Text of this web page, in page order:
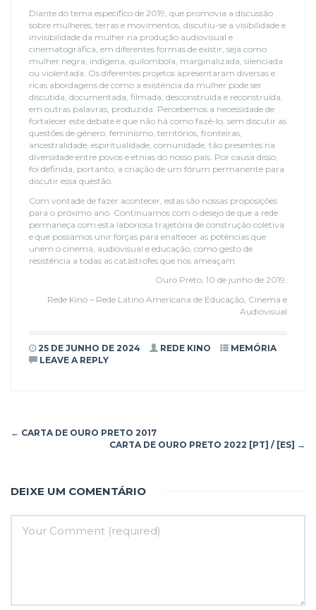
Diante do tema específico de 2019, que promovia a discussão
sobre mulheres, terras e movimentos, discutiu-se a visibilidade e
invisibilidade da mulher na produção audiovisual e
cinematográfica, em diferentes formas de existir, seja como
mulher negra, indígena, quilombola, marginalizada, silenciada
ou violentada. Os diferentes projetos apresentaram diversas e
ricas abordagens de como a existência da mulher pode ser
discutida, documentada, filmada, desconstruída e reconstruída,
em outras palavras, produzida. Percebemos a necessidade de
fortalecer este debate e que não há como fazê-lo, sem discutir as
questões de gênero, feminismo, territórios, fronteiras,
ancestralidade, espiritualidade, comunidade, tão presentes na
diversidade entre povos e etnias do nosso país. Por causa disso,
foi definida, portanto, a criação de um fórum permanente para
discutir essa questão.
Com vontade de fazer acontecer, estas são nossas proposições
para o próximo ano. Continuamos com o desejo de que a rede
permaneça com esta laboriosa trajetória de construção coletiva
e que possamos unir forças para enaltecer as potências que
unem o cinema, audiovisual e educação, como gesto de
resistência a todas as catástrofes que nos ameaçam.
Ouro Preto, 10 de junho de 2019.
Rede Kino – Rede Latino Americana de Educação, Cinema e
Audiovisual
25 DE JUNHO DE 2024 REDE KINO
MEMÓRIA
LEAVE A REPLY
← CARTA DE OURO PRETO 2017
CARTA DE OURO PRETO 2022 [PT] / [ES] →
DEIXE UM COMENTÁRIO